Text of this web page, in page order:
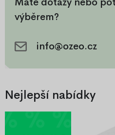
úžasnou ozdobou nejen
dětského pokoje!
výběrem?
info@ozeo.cz
Nejlepší nabídky